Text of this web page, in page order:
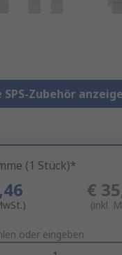
SPS-Zubehör
(1 Stück)*
€
(inkl.
oder eingeben